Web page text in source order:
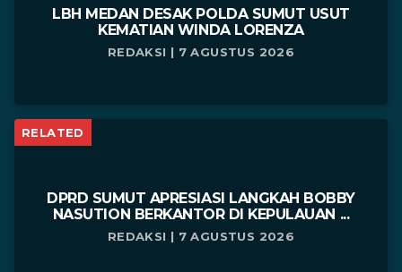
LBH MEDAN DESAK POLDA SUMUT USUT
KEMATIAN WINDA LORENZA
REDAKSI | 7 AGUSTUS 2026
RELATED
DPRD SUMUT APRESIASI LANGKAH BOBBY
NASUTION BERKANTOR DI KEPULAUAN ...
REDAKSI | 7 AGUSTUS 2026